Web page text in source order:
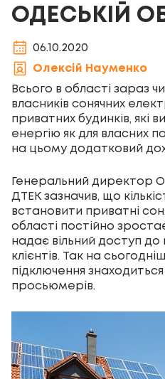
ОДЕСЬКІЙ
06.10.2020
Олексій Науменко
Всього в області зараз
власників сонячних
приватних будинків, які
енергію як для власних
на цьому додатковий
Генеральний директор
ДТЕК зазначив, що
встановити приватні
області постійно
надає вільний доступ до
клієнтів. Так на
підключення
просьюмерів.